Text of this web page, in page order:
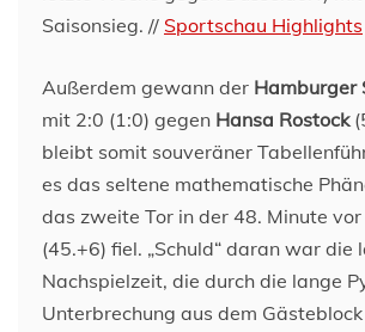
Saisonsieg. // Sportschau Highlights
Außerdem gewann der Hamburger
mit 2:0 (1:0) gegen Hansa Rostock
bleibt somit souveräner
es das seltene mathematische
das zweite Tor in der 48. Minute
(45.+6) fiel. „Schuld“ daran war die
Nachspielzeit, die durch die lange
Unterbrechung aus dem